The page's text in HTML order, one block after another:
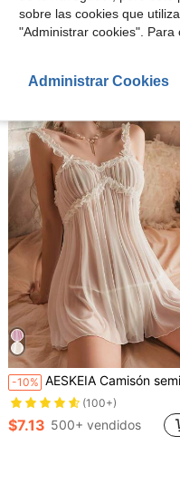
Vieron
-10% AESKEIA Camisón semitransparente y sexy para mujer, con tirantes tentadores y ropa interior erótica con tanga,
(100+)
$7.13 500+ vendidos
sobre las cookies que
"Administrar cookies".
Administrar Cookies